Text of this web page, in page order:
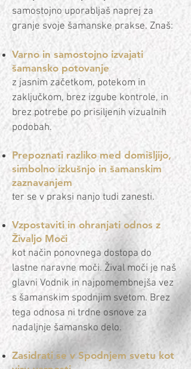
samostojno uporabljaš naprej za
granje svoje šamanske prakse. Znaš:
Varno in samostojno izvajati
šamansko potovanje
z jasnim začetkom, potekom in
zaključkom, brez izgube kontrole, in
brez potrebe po prisiljenih vizualnih
podobah.
Prepoznati razliko med domišljijo,
simbolno izkušnjo in šamanskim
zaznavanjem
ter se v praksi nanjo tudi zanesti.
Vzpostaviti in ohranjati odnos z
Živaljo Moči
kot način ponovnega dostopa do
lastne naravne moči. Žival moči je naš
glavni Vodnik in najpomembnejša vez
s šamanskim spodnjim svetom. Brez
tega odnosa ni trdne osnove za
nadaljnje šamansko delo.
Zasidrati se v Spodnjem svetu kot